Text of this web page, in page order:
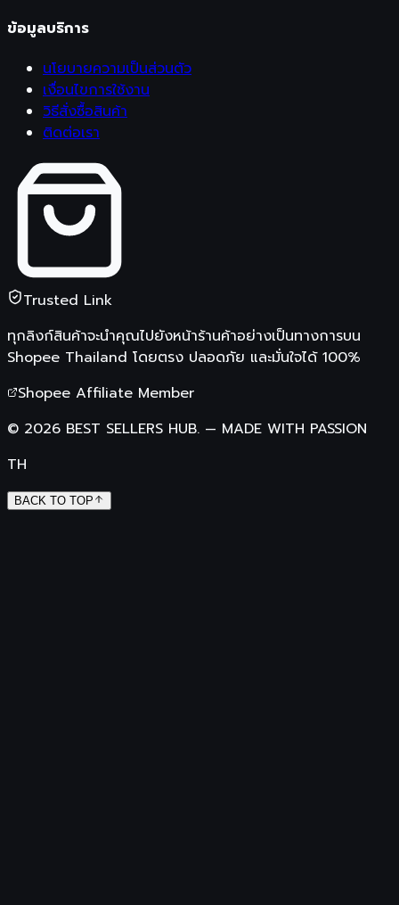
ข้อมูลบริการ
นโยบายความเป็นส่วนตัว
เงื่อนไขการใช้งาน
วิธีสั่งซื้อสินค้า
ติดต่อเรา
Trusted Link
ทุกลิงก์สินค้าจะนำคุณไปยังหน้าร้านค้าอย่างเป็นทางการบน
Shopee Thailand โดยตรง ปลอดภัย และมั่นใจได้ 100%
Shopee Affiliate Member
© 2026 BEST SELLERS HUB. — MADE WITH PASSION
TH
BACK TO TOP